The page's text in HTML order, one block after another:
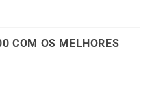
COM OS MELHORES